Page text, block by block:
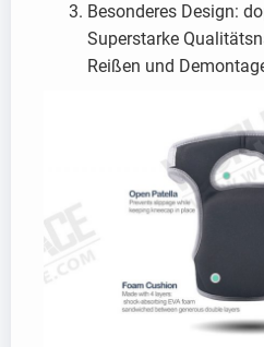
Besonderes Design:
Superstarke
Reißen und